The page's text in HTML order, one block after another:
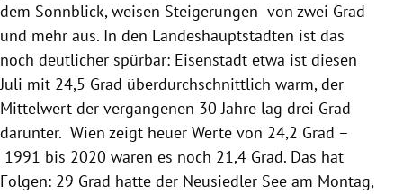
dem Sonnblick, weisen Steigerungen von zwei Grad
und mehr aus. In den Landeshauptstädten ist das
noch deutlicher spürbar: Eisenstadt etwa ist diesen
Juli mit 24,5 Grad überdurchschnittlich warm, der
Mittelwert der vergangenen 30 Jahre lag drei Grad
darunter. Wien zeigt heuer Werte von 24,2 Grad –
1991 bis 2020 waren es noch 21,4 Grad. Das hat
Folgen: 29 Grad hatte der Neusiedler See am Montag,